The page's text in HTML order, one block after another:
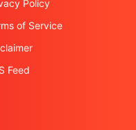
Policy
of Service
Feed